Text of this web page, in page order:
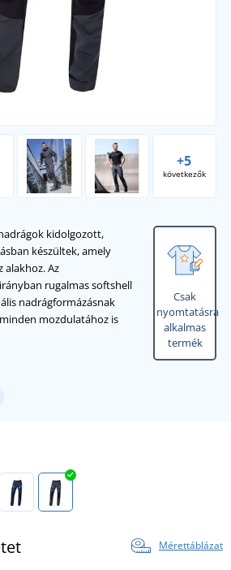
+5
következők
kidolgozott,
készültek, amely
alakhoz. Az
rugalmas softshell
nadrágformázásnak
mozdulatához is
Csak
nyomtatásra
alkalmas
termék
Mérettáblázat